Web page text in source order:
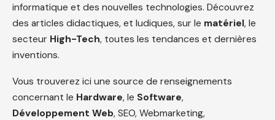
informatique et des nouvelles technologies. Découvrez
des articles didactiques, et ludiques, sur le matériel, le
secteur High-Tech, toutes les tendances et dernières
inventions.
Vous trouverez ici une source de renseignements
concernant le Hardware, le Software,
Développement Web, SEO, Webmarketing,